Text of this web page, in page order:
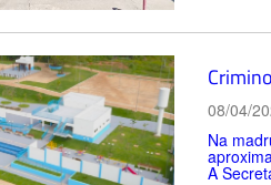
08/04/
Na
A